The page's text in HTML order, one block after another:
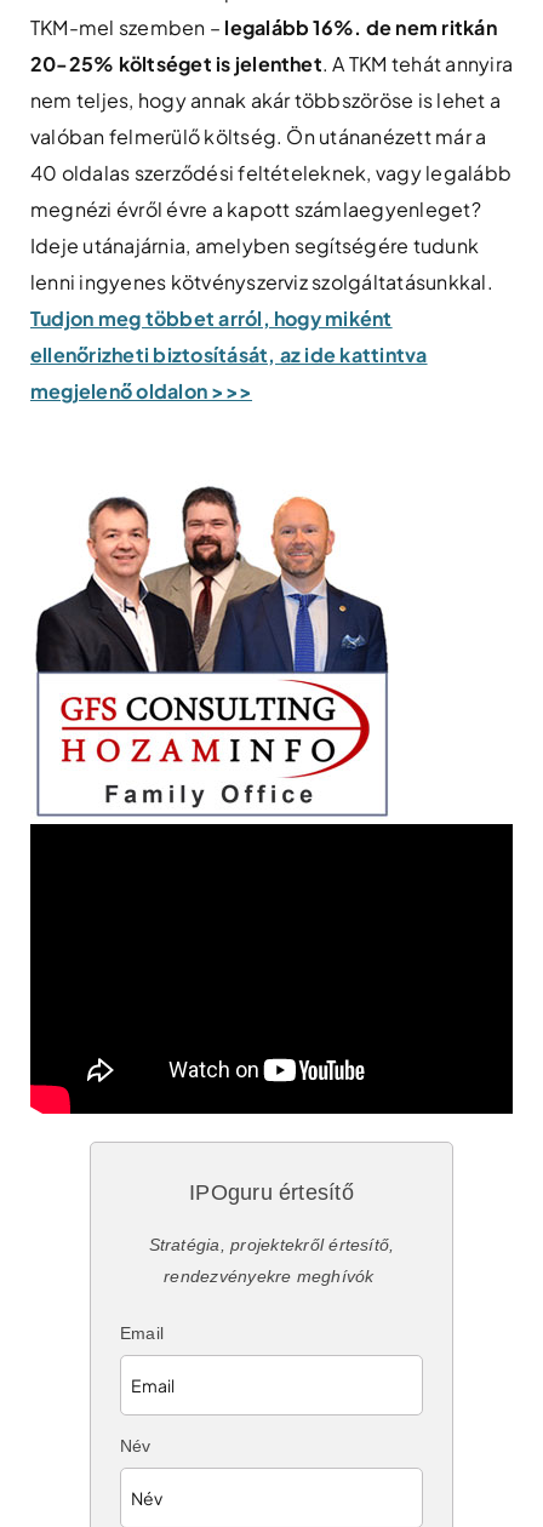
TKM-mel szemben – legalább 16%. de nem ritkán
20-25% költséget is jelenthet. A TKM tehát annyira
nem teljes, hogy annak akár többszöröse is lehet a
valóban felmerülő költség. Ön utánanézett már a
40 oldalas szerződési feltételeknek, vagy legalább
megnézi évről évre a kapott számlaegyenleget?
Ideje utánajárnia, amelyben segítségére tudunk
lenni ingyenes kötvényszerviz szolgáltatásunkkal.
Tudjon meg többet arról, hogy miként
ellenőrizheti biztosítását, az ide kattintva
megjelenő oldalon >>>
IPOguru értesítő
Stratégia, projektekről értesítő,
rendezvényekre meghívók
Email
Név